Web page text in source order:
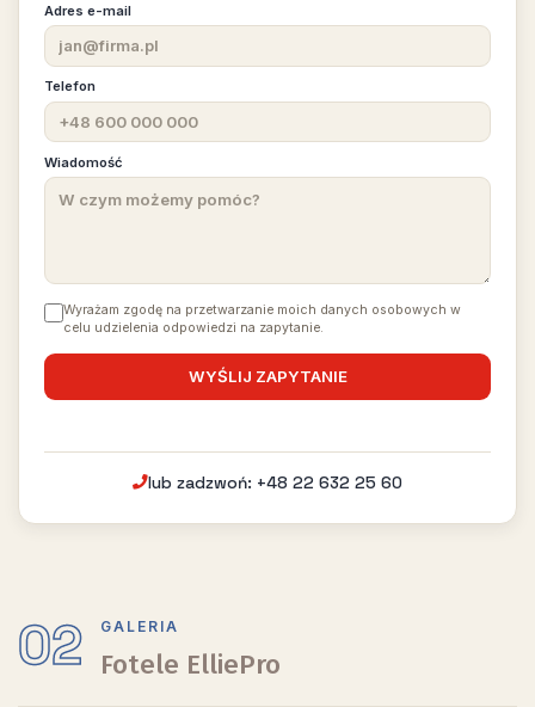
Adres e-mail
Telefon
Wiadomość
Wyrażam zgodę na przetwarzanie moich danych osobowych w
celu udzielenia odpowiedzi na zapytanie.
lub zadzwoń: +48 22 632 25 60
02 GALERIA
Fotele ElliePro